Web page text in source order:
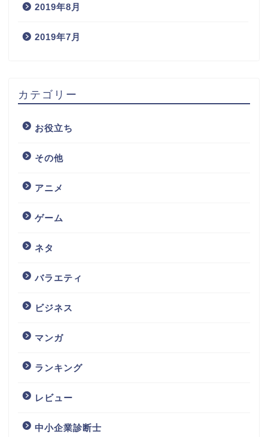
2019年8月
2019年7月
カテゴリー
お役立ち
その他
アニメ
ゲーム
ネタ
バラエティ
ビジネス
マンガ
ランキング
レビュー
中小企業診断士